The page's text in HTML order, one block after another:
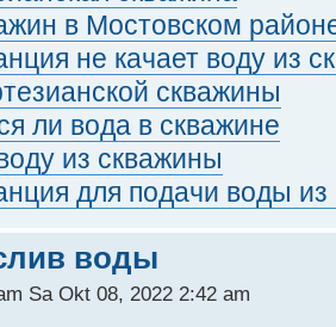
в Мостовском
не качает воду из
скважины
ли вода в скважине
из скважины
для подачи воды
воды
Sa Okt 08, 2022 2:42 am